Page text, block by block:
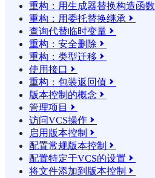
重构：用生成器替换构造函数
重构：用委托替换继承 
查询代替临时变量 
重构：安全删除 
重构：类型迁移 
使用接口 
重构：包装返回值 
版本控制的概念 
管理项目 
访问VCS操作 
启用版本控制 
配置常规版本控制 
配置特定于VCS的设置 
将文件添加到版本控制 